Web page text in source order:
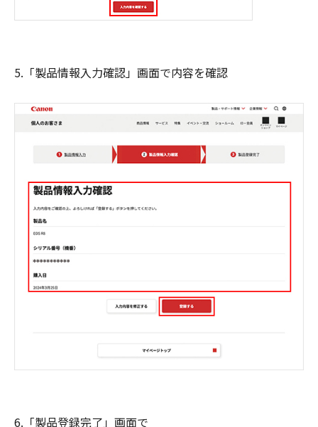
5.「製品情報入力確認」画面で内容を確認
6.「製品登録完了」画面で